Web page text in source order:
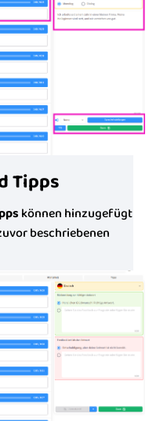
Tipps
können hinzugefügt
beschriebenen